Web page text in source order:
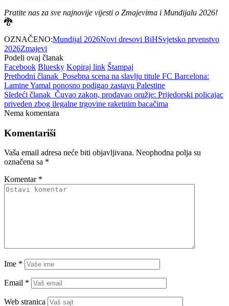
Pratite nas za sve najnovije vijesti o Zmajevima i Mundijalu 2026!
🐉
OZNAČENO:Mundijal 2026Novi dresovi BiHSvjetsko prvenstvo
2026Zmajevi
Podeli ovaj članak
Facebook Bluesky Kopiraj link Štampaj
Prethodni članak Posebna scena na slavlju titule FC Barcelona:
Lamine Yamal ponosno podigao zastavu Palestine
Sledeći članak Čuvao zakon, prodavao oružje: Prijedorski policajac
priveden zbog ilegalne trgovine raketnim bacačima
Nema komentara
Komentariši
Vaša email adresa neće biti objavljivana. Neophodna polja su
označena sa *
Komentar *
Ime *
Email *
Web stranica